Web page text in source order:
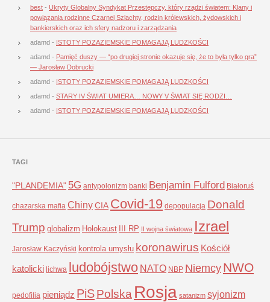
best - Ukryty Globalny Syndykat Przestępczy, który rządzi światem: Klany i
powiązania rodzinne Czarnej Szlachty, rodzin królewskich, żydowskich i
bankierskich oraz ich sfery nadzoru i zarządzania
adamd - ISTOTY POZAZIEMSKIE POMAGAJĄ LUDZKOŚCI
adamd - Pamięć duszy — “po drugiej stronie okazuje się, że to była tylko gra”
— Jarosław Dobrucki
adamd - ISTOTY POZAZIEMSKIE POMAGAJĄ LUDZKOŚCI
adamd - STARY IV ŚWIAT UMIERA… NOWY V ŚWIAT SIĘ RODZI…
adamd - ISTOTY POZAZIEMSKIE POMAGAJĄ LUDZKOŚCI
TAGI
"PLANDEMIA" 5G antypolonizm banki Benjamin Fulford Białoruś
chazarska mafia ChinyCIA Covid-19 depopulacja Donald
Trump globalizm Holokaust III RP II wojna światowa Izrael
Jarosław Kaczyński kontrola umysłu koronawirus Kościół
katolicki lichwa ludobójstwo NATO NBP NiemcyNWO
pedofilia pieniądz PiSPolska Rosja satanizm syjonizm